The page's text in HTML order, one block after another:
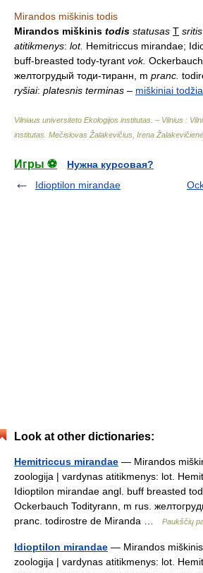
Mirandos miškinis todis
Mirandos miškinis todis statusas T sritis
atitikmenys: lot. Hemitriccus mirandae;
buff-breasted tody-tyrant vok.
желтогрудый тоди-тиранн, m pranc.
ryšiai: platesnis terminas – miškiniai
Vilniaus universiteto Ekologijos institutas. – Vilnius :
institutas Mečislovas Žalakevičius, Irena Žalakevičienė
Игры ⚽
Нужна курсовая?
Idioptilon mirandae
Look at other dictionaries:
Hemitriccus mirandae — Mirandos
zoologija | vardynas atitikmenys: lot.
Idioptilon mirandae angl. buff breasted
Ockerbauch Todityrann, m rus.
pranc. todirostre de Miranda …
Paukščių
Idioptilon mirandae — Mirandos
zoologija | vardynas atitikmenys: lot.